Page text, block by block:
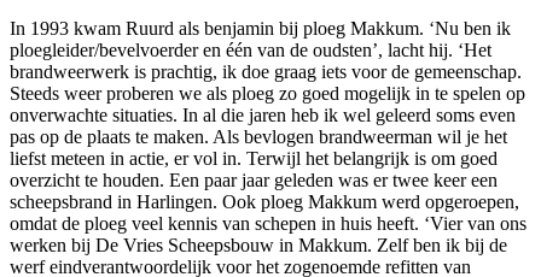
In 1993 kwam Ruurd als benjamin bij ploeg Makkum. ‘Nu ben ik
ploegleider/bevelvoerder en één van de oudsten’, lacht hij. ‘Het
brandweerwerk is prachtig, ik doe graag iets voor de gemeenschap.
Steeds weer proberen we als ploeg zo goed mogelijk in te spelen op
onverwachte situaties. In al die jaren heb ik wel geleerd soms even
pas op de plaats te maken. Als bevlogen brandweerman wil je het
liefst meteen in actie, er vol in. Terwijl het belangrijk is om goed
overzicht te houden. Een paar jaar geleden was er twee keer een
scheepsbrand in Harlingen. Ook ploeg Makkum werd opgeroepen,
omdat de ploeg veel kennis van schepen in huis heeft. ‘Vier van ons
werken bij De Vries Scheepsbouw in Makkum. Zelf ben ik bij de
werf eindverantwoordelijk voor het zogenoemde refitten van